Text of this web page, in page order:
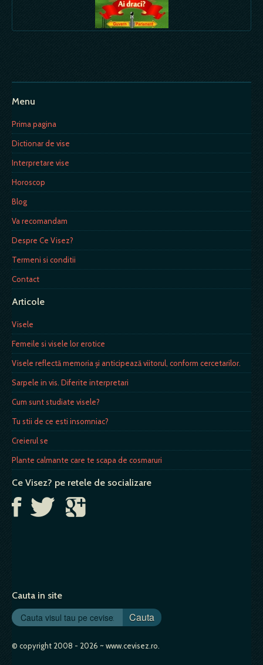
Menu
Prima pagina
Dictionar de vise
Interpretare vise
Horoscop
Blog
Va recomandam
Despre Ce Visez?
Termeni si conditii
Contact
Articole
Visele
Femeile si visele lor erotice
Visele reflectă memoria și anticipează viitorul, conform cercetarilor.
Sarpele in vis. Diferite interpretari
Cum sunt studiate visele?
Tu stii de ce esti insomniac?
Creierul se
Plante calmante care te scapa de cosmaruri
Ce Visez? pe retele de socializare
Cauta in site
Cauta
© copyright 2008 - 2026 ~ www.cevisez.ro.